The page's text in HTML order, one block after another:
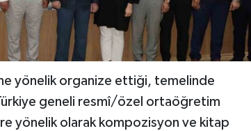
yönelik organize ettiği, temelinde
geneli resmî/özel ortaöğretim
yönelik olarak kompozisyon ve kitap